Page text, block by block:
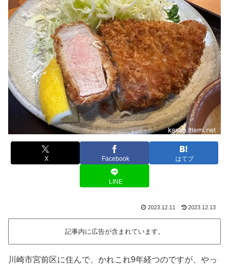
X Facebook はてブ
LINE
2023.12.11 2023.12.13
記事内に広告が含まれています。
川崎市宮前区に住んで、かれこれ9年経つのですが、やっ